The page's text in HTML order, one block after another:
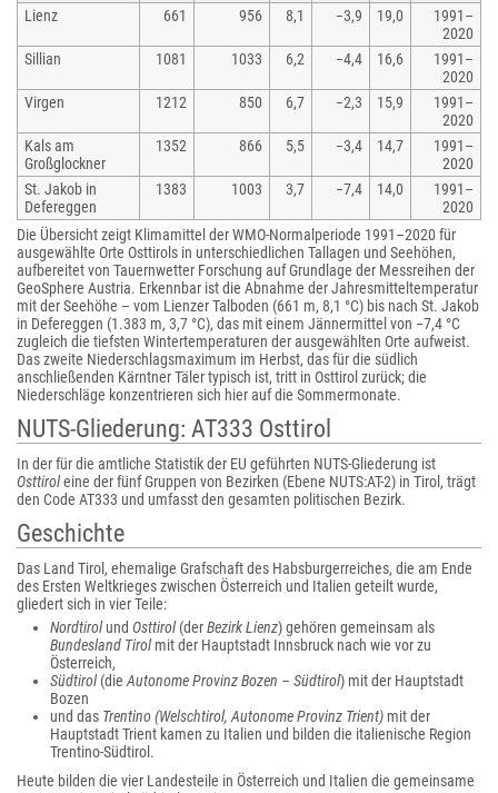
Lienz
661 956 8,1 −3,9 19,0
1991–
2020
Sillian
1081 1033 6,2 −4,4 16,6
1991–
2020
Virgen
1212 850 6,7 −2,3 15,9
1991–
2020
Kals am
Großglockner
1352 866 5,5 −3,4 14,7
1991–
2020
St. Jakob in
Defereggen
1383 1003 3,7 −7,4 14,0
1991–
2020
Die Übersicht zeigt Klimamittel der WMO-Normalperiode 1991–2020 für
ausgewählte Orte Osttirols in unterschiedlichen Tallagen und Seehöhen,
aufbereitet von Tauernwetter Forschung auf Grundlage der Messreihen der
GeoSphere Austria. Erkennbar ist die Abnahme der Jahresmitteltemperatur
mit der Seehöhe – vom Lienzer Talboden (661 m, 8,1 °C) bis nach St. Jakob
in Defereggen (1.383 m, 3,7 °C), das mit einem Jännermittel von −7,4 °C
zugleich die tiefsten Wintertemperaturen der ausgewählten Orte aufweist.
Das zweite Niederschlagsmaximum im Herbst, das für die südlich
anschließenden Kärntner Täler typisch ist, tritt in Osttirol zurück; die
Niederschläge konzentrieren sich hier auf die Sommermonate.
NUTS-Gliederung: AT333 Osttirol
In der für die amtliche Statistik der EU geführten NUTS-Gliederung ist
Osttiroleine der fünf Gruppen von Bezirken (Ebene NUTS:AT-2) in Tirol, trägt
den Code AT333 und umfasst den gesamten politischen Bezirk.
Geschichte
Das Land Tirol, ehemalige Grafschaft des Habsburgerreiches, die am Ende
des Ersten Weltkrieges zwischen Österreich und Italien geteilt wurde,
gliedert sich in vier Teile:
Nordtirolund Osttirol(derBezirk Lienz) gehören gemeinsam als
Bundesland Tirolmit der Hauptstadt Innsbruck nach wie vor zu
Österreich,
Südtirol(die Autonome Provinz Bozen – Südtirol) mit der Hauptstadt
Bozen
und das Trentino (Welschtirol, Autonome Provinz Trient) mit der
Hauptstadt Trient kamen zu Italien und bilden die italienische Region
Trentino-Südtirol.
Heute bilden die vier Landesteile in Österreich und Italien die gemeinsame